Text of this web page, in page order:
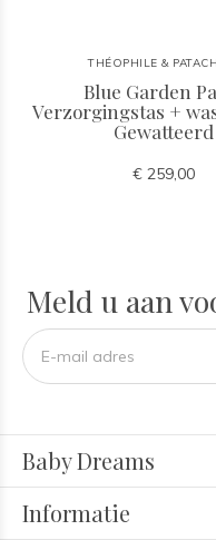
THÉOPHILE &
Blue Garden
Verzorgingstas +
Gewatteerd
€ 259,00
Meld u aan
Baby Dreams
Informatie